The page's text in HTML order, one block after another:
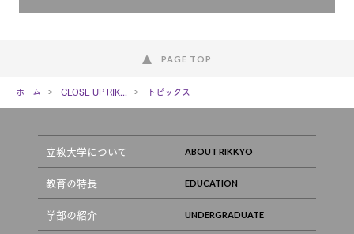
PAGE TOP
ホーム CLOSE UP RIK... トピックス
立教大学について
教育の特長
学部の紹介